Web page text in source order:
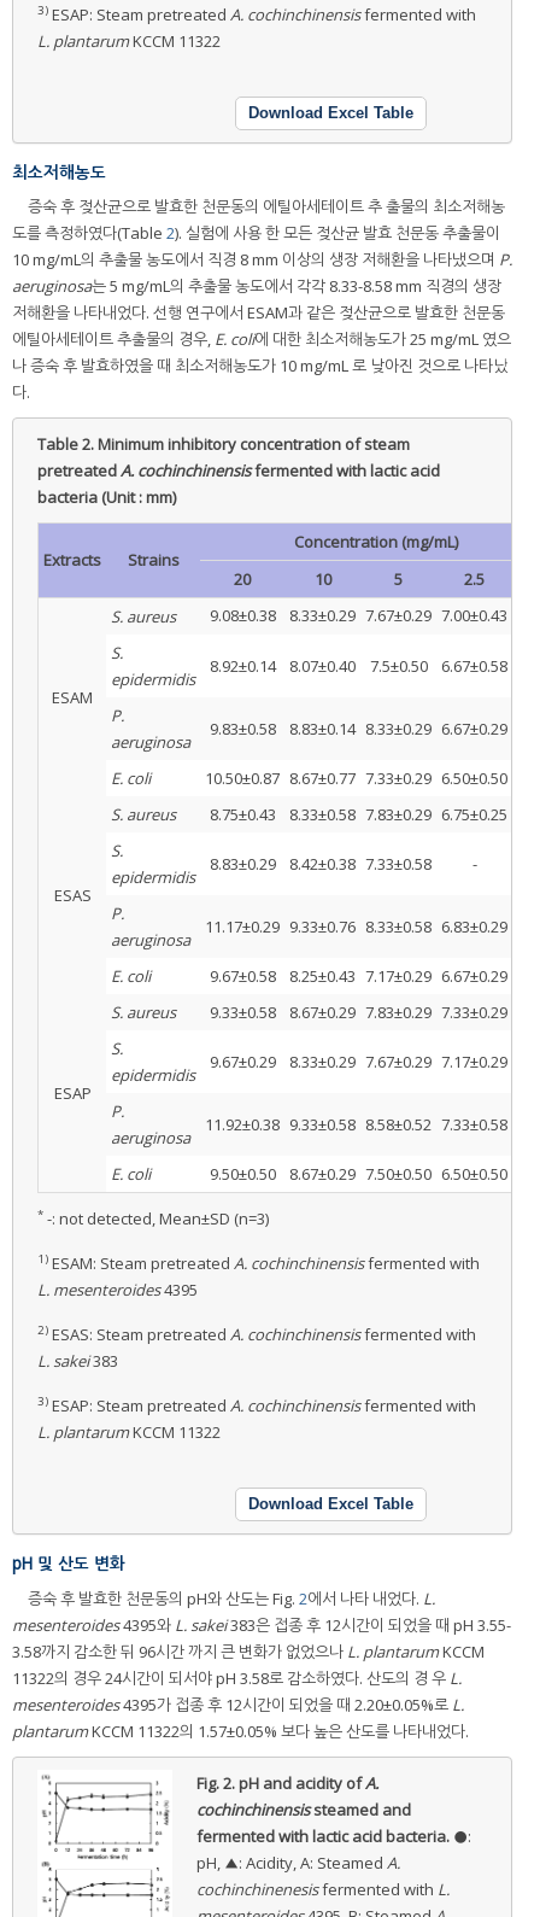
3) ESAP: Steam pretreated A. cochinchinensisfermented with
L. plantarumKCCM 11322
Download Excel Table
최소저해농도
증숙 후 젖산균으로 발효한 천문동의 에틸아세테이트 추 출물의 최소저해농
도를 측정하였다(Table 2). 실험에 사용 한 모든 젖산균 발효 천문동 추출물이
10 mg/mL의 추출물 농도에서 직경 8 mm 이상의 생장 저해환을 나타냈으며 P.
aeruginosa는 5 mg/mL의 추출물 농도에서 각각 8.33-8.58 mm 직경의 생장
저해환을 나타내었다. 선행 연구에서 ESAM과 같은 젖산균으로 발효한 천문동
에틸아세테이트 추출물의 경우, E. coli에 대한 최소저해농도가 25 mg/mL 였으
나 증숙 후 발효하였을 때 최소저해농도가 10 mg/mL 로 낮아진 것으로 나타났
다.
Table 2.Minimum inhibitory concentration of steam
pretreatedA. cochinchinensisfermented with lactic acid
bacteria (Unit : mm)
Extracts Strains
Concentration (mg/mL)
20
10 5 2.5
ESAM
S. aureus 9.08±0.38 8.33±0.29 7.67±0.29 7.00±0.43
S.
epidermidis
8.92±0.14 8.07±0.40 7.5±0.50 6.67±0.58
P.
aeruginosa
9.83±0.58 8.83±0.14 8.33±0.29 6.67±0.29
E. coli 10.50±0.87 8.67±0.77 7.33±0.29 6.50±0.50
ESAS
S. aureus 8.75±0.43 8.33±0.58 7.83±0.29 6.75±0.25
S.
epidermidis
8.83±0.29 8.42±0.38 7.33±0.58 -
P.
aeruginosa
11.17±0.29 9.33±0.76 8.33±0.58 6.83±0.29
E. coli 9.67±0.58 8.25±0.43 7.17±0.29 6.67±0.29
ESAP
S. aureus 9.33±0.58 8.67±0.29 7.83±0.29 7.33±0.29
S.
epidermidis
9.67±0.29 8.33±0.29 7.67±0.29 7.17±0.29
P.
aeruginosa
11.92±0.38 9.33±0.58 8.58±0.52 7.33±0.58
E. coli 9.50±0.50 8.67±0.29 7.50±0.50 6.50±0.50
* -: not detected, Mean±SD (n=3)
1) ESAM: Steam pretreated A. cochinchinensisfermented with
L. mesenteroides4395
2) ESAS: Steam pretreated A. cochinchinensisfermented with
L. sakei383
3) ESAP: Steam pretreated A. cochinchinensisfermented with
L. plantarumKCCM 11322
Download Excel Table
pH 및 산도 변화
증숙 후 발효한 천문동의 pH와 산도는 Fig. 2에서 나타 내었다. L.
mesenteroides4395와 L. sakei383은 접종 후 12시간이 되었을 때 pH 3.55-
3.58까지 감소한 뒤 96시간 까지 큰 변화가 없었으나 L. plantarumKCCM
11322의 경우 24시간이 되서야 pH 3.58로 감소하였다. 산도의 경 우 L.
mesenteroides4395가 접종 후 12시간이 되었을 때 2.20±0.05%로 L.
plantarumKCCM 11322의 1.57±0.05% 보다 높은 산도를 나타내었다.
Fig. 2.pH and acidity ofA.
cochinchinensissteamed and
fermented with lactic acid bacteria. ●:
pH, ▲: Acidity, A: Steamed A.
cochinchinenesisfermented with L.